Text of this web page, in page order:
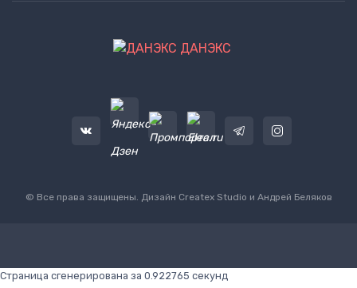
ДАНЭКС
© Все права защищены. Дизайн Createx Studio и Андрей Беляков
Страница сгенерирована за 0.922765 секунд